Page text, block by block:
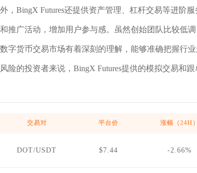
，BingX Futures还提供资产管理、杠杆交易等进阶
推广活动，增加用户参与感。虽然创始团队比较低
字货币交易市场有着深刻的理解，能够准确把握行
险的投资者来说，BingX Futures提供的模拟交易和
交易对 平台价 涨幅（24H）
DOT/USDT $7.44 -2.66%